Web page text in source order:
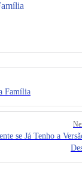
Família
se Já Tenho a